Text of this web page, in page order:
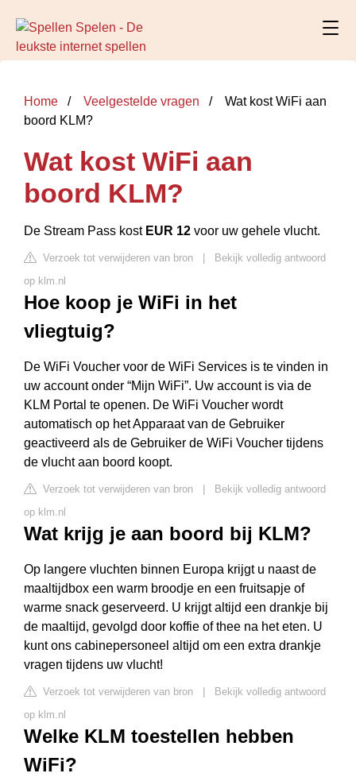
Home Veelgestelde vragen
Wat kost WiFi aan
boord KLM?
Wat kost WiFi aan
boord KLM?
De Stream Pass kost EUR 12 voor uw gehele vlucht.
Verzoek tot verwijderen van bron
Bekijk volledig antwoord
op klm.nl
Hoe koop je WiFi in het
vliegtuig?
De WiFi Voucher voor de WiFi Services is te vinden in
uw account onder “Mijn WiFi”. Uw account is via de
KLM Portal te openen. De WiFi Voucher wordt
automatisch op het Apparaat van de Gebruiker
geactiveerd als de Gebruiker de WiFi Voucher tijdens
de vlucht aan boord koopt.
Verzoek tot verwijderen van bron
Bekijk volledig antwoord
op klm.nl
Wat krijg je aan boord bij KLM?
Op langere vluchten binnen Europa krijgt u naast de
maaltijdbox een warm broodje en een fruitsapje of
warme snack geserveerd. U krijgt altijd een drankje bij
de maaltijd, gevolgd door koffie of thee na het eten. U
kunt ons cabinepersoneel altijd om een extra drankje
vragen tijdens uw vlucht!
Verzoek tot verwijderen van bron
Bekijk volledig antwoord
op klm.nl
Welke KLM toestellen hebben
WiFi?